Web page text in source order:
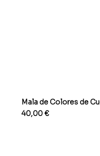
Mala de Colores de
Precio
40,00 €